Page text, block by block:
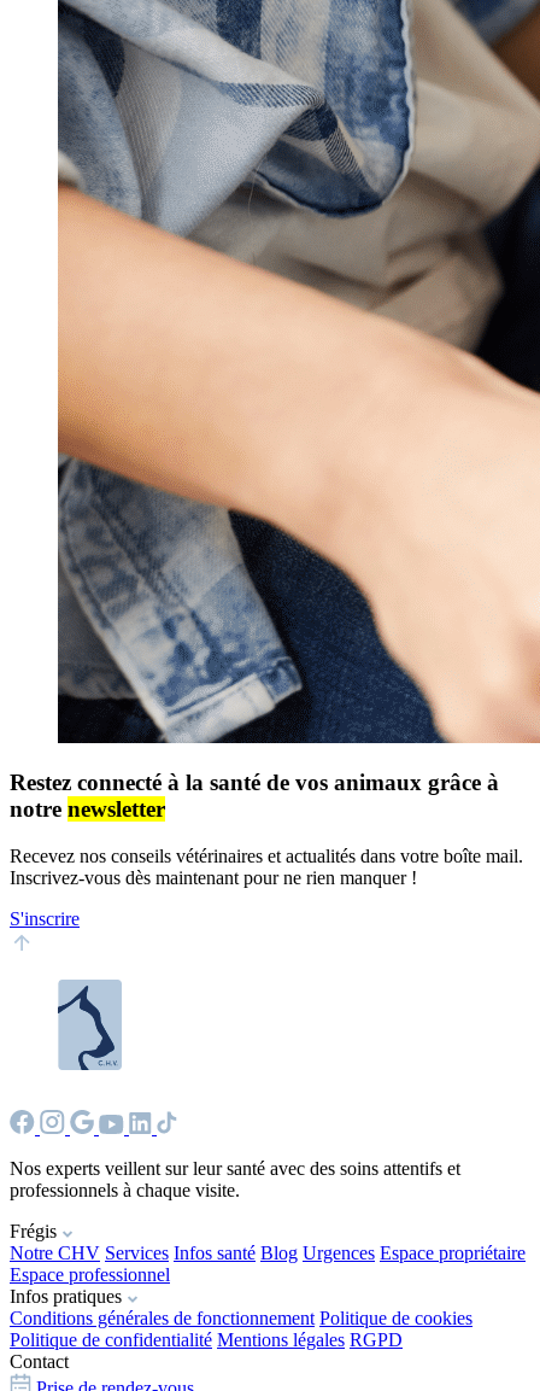
Restez connecté à la santé de vos animaux grâce à
notre newsletter
Recevez nos conseils vétérinaires et actualités dans votre boîte mail.
Inscrivez-vous dès maintenant pour ne rien manquer !
S'inscrire
Nos experts veillent sur leur santé avec des soins attentifs et
professionnels à chaque visite.
Frégis
Notre CHV Services Infos santé Blog Urgences Espace propriétaire
Espace professionnel
Infos pratiques
Conditions générales de fonctionnement Politique de cookies
Politique de confidentialité Mentions légales RGPD
Contact